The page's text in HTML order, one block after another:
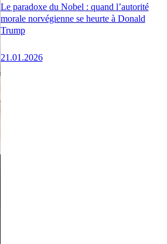
Le paradoxe du Nobel : quand l’autorité
morale norvégienne se heurte à Donald
Trump
21.01.2026